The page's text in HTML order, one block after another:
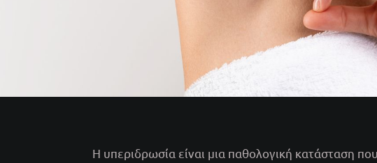
Η υπεριδρωσία είναι μια παθολογική κατάσταση